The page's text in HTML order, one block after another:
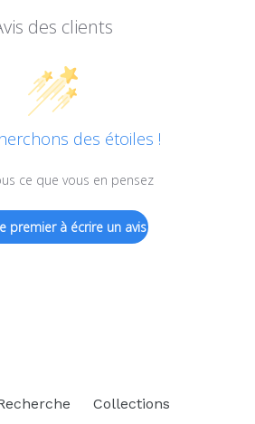
des clients
des étoiles !
ce que vous en pensez
premier à écrire un avis
Collections